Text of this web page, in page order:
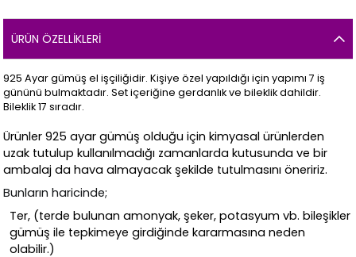
ÜRÜN ÖZELLIKLERI
925 Ayar gümüş el işçiliğidir. Kişiye özel yapıldığı için yapımı 7 iş
gününü bulmaktadır. Set içeriğine gerdanlık ve bileklik dahildir.
Bileklik 17 sıradır.
Ürünler 925 ayar gümüş olduğu için kimyasal ürünlerden
uzak tutulup kullanılmadığı zamanlarda kutusunda ve bir
ambalaj da hava almayacak şekilde tutulmasını öneririz.
Bunların haricinde;
Ter, (terde bulunan amonyak, şeker, potasyum vb. bileşikler
gümüş ile tepkimeye girdiğinde kararmasına neden
olabilir.)